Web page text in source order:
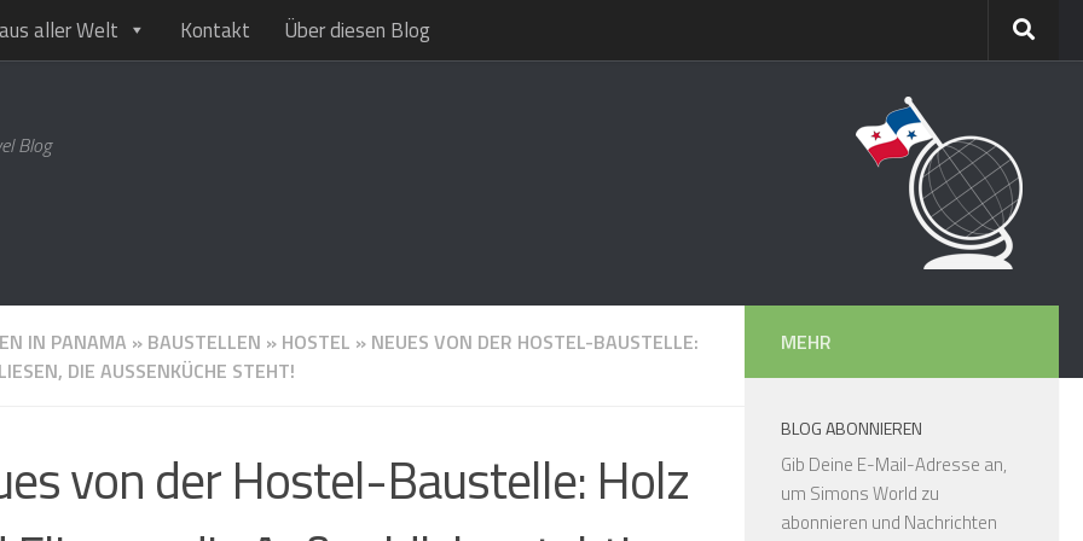
aller Welt Kontakt Über diesen Blog
Blog
IN PANAMA » BAUSTELLEN » HOSTEL » NEUES VON DER HOSTEL-BAUSTELLE:
DIE AUSSENKÜCHE STEHT!
von der Hostel-Baustelle: Holz
MEHR
BLOG ABONNIEREN
Gib Deine E-Mail-Adresse an,
um Simons World zu
abonnieren und Nachrichten